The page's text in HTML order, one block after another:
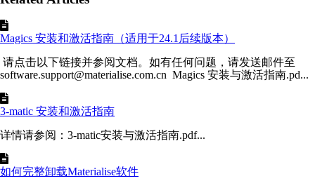
Magics 安装和激活指南（适用于24.1后续版本）
请点击以下链接并参阅文档。如有任何问题，请发送邮件至
software.support@materialise.com.cn Magics 安装与激活指南.pd...
3-matic 安装和激活指南
详情请参阅：3-matic安装与激活指南.pdf...
如何完整卸载Materialise软件